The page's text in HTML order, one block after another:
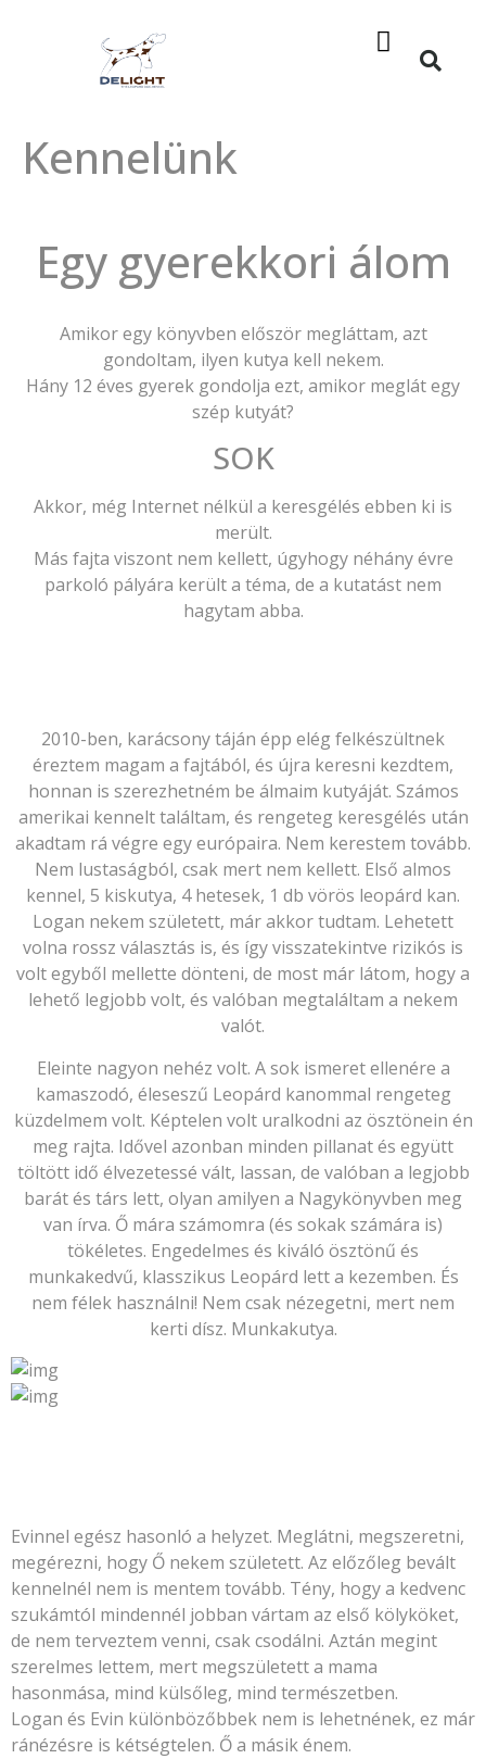
Kennelünk
Egy gyerekkori álom
Amikor egy könyvben először megláttam, azt
gondoltam, ilyen kutya kell nekem.
Hány 12 éves gyerek gondolja ezt, amikor meglát egy
szép kutyát?
SOK
Akkor, még Internet nélkül a keresgélés ebben ki is
merült.
Más fajta viszont nem kellett, úgyhogy néhány évre
parkoló pályára került a téma, de a kutatást nem
hagytam abba.
2010-ben, karácsony táján épp elég felkészültnek
éreztem magam a fajtából, és újra keresni kezdtem,
honnan is szerezhetném be álmaim kutyáját. Számos
amerikai kennelt találtam, és rengeteg keresgélés után
akadtam rá végre egy európaira. Nem kerestem tovább.
Nem lustaságból, csak mert nem kellett. Első almos
kennel, 5 kiskutya, 4 hetesek, 1 db vörös leopárd kan.
Logan nekem született, már akkor tudtam. Lehetett
volna rossz választás is, és így visszatekintve rizikós is
volt egyből mellette dönteni, de most már látom, hogy a
lehető legjobb volt, és valóban megtaláltam a nekem
valót.
Eleinte nagyon nehéz volt. A sok ismeret ellenére a
kamaszodó, éleseszű Leopárd kanommal rengeteg
küzdelmem volt. Képtelen volt uralkodni az ösztönein én
meg rajta. Idővel azonban minden pillanat és együtt
töltött idő élvezetessé vált, lassan, de valóban a legjobb
barát és társ lett, olyan amilyen a Nagykönyvben meg
van írva. Ő mára számomra (és sokak számára is)
tökéletes. Engedelmes és kiváló ösztönű és
munkakedvű, klasszikus Leopárd lett a kezemben. És
nem félek használni! Nem csak nézegetni, mert nem
kerti dísz. Munkakutya.
Evinnel egész hasonló a helyzet. Meglátni, megszeretni,
megérezni, hogy Ő nekem született. Az előzőleg bevált
kennelnél nem is mentem tovább. Tény, hogy a kedvenc
szukámtól mindennél jobban vártam az első kölyköket,
de nem terveztem venni, csak csodálni. Aztán megint
szerelmes lettem, mert megszületett a mama
hasonmása, mind külsőleg, mind természetben.
Logan és Evin különbözőbbek nem is lehetnének, ez már
ránézésre is kétségtelen. Ő a másik énem.